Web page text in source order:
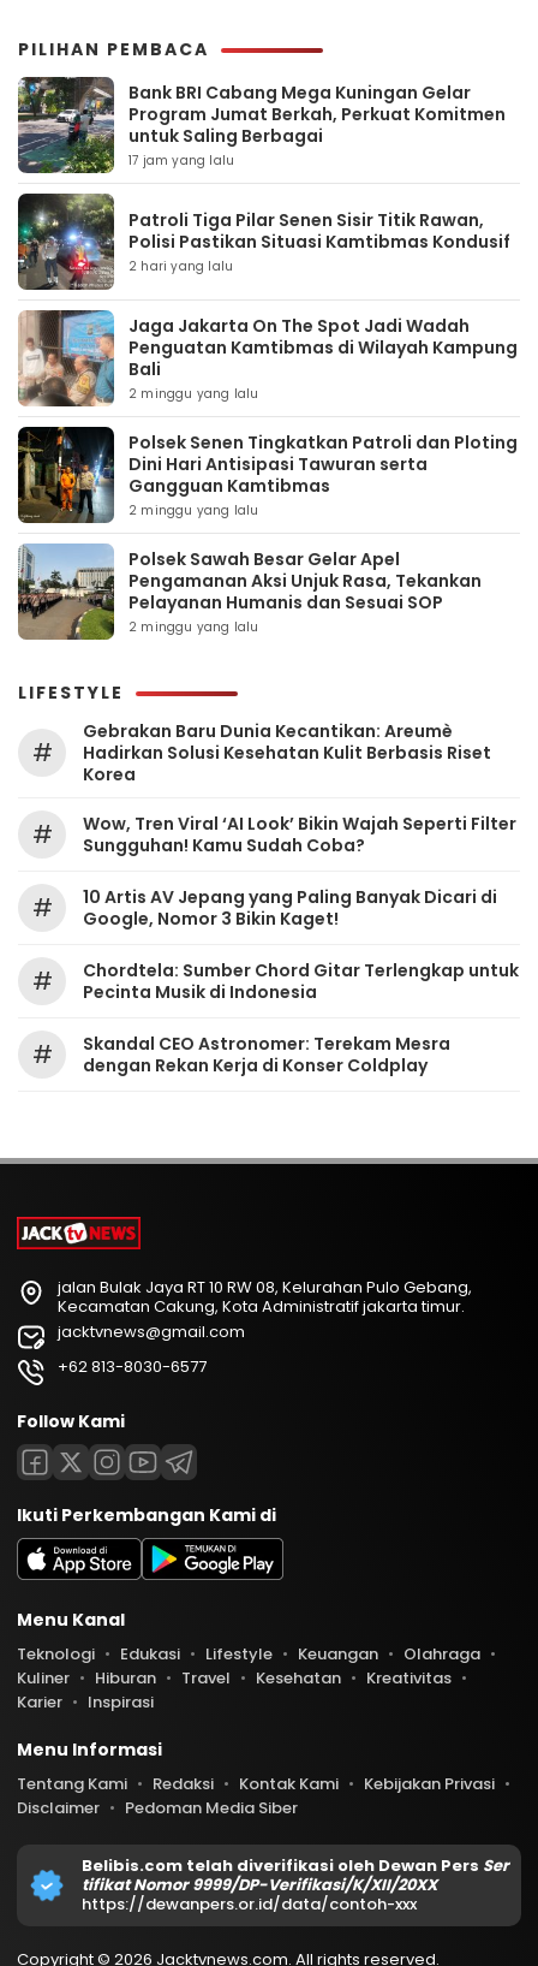
PILIHAN PEMBACA
Bank BRI Cabang Mega Kuningan Gelar
Program Jumat Berkah, Perkuat Komitmen
untuk Saling Berbagai
17 jam yang lalu
Patroli Tiga Pilar Senen Sisir Titik Rawan,
Polisi Pastikan Situasi Kamtibmas Kondusif
2 hari yang lalu
Jaga Jakarta On The Spot Jadi Wadah
Penguatan Kamtibmas di Wilayah Kampung
Bali
2 minggu yang lalu
Polsek Senen Tingkatkan Patroli dan Ploting
Dini Hari Antisipasi Tawuran serta
Gangguan Kamtibmas
2 minggu yang lalu
Polsek Sawah Besar Gelar Apel
Pengamanan Aksi Unjuk Rasa, Tekankan
Pelayanan Humanis dan Sesuai SOP
2 minggu yang lalu
LIFESTYLE
#
Gebrakan Baru Dunia Kecantikan: Areumè
Hadirkan Solusi Kesehatan Kulit Berbasis Riset
Korea
#
Wow, Tren Viral ‘AI Look’ Bikin Wajah Seperti Filter
Sungguhan! Kamu Sudah Coba?
#
10 Artis AV Jepang yang Paling Banyak Dicari di
Google, Nomor 3 Bikin Kaget!
#
Chordtela: Sumber Chord Gitar Terlengkap untuk
Pecinta Musik di Indonesia
#
Skandal CEO Astronomer: Terekam Mesra
dengan Rekan Kerja di Konser Coldplay
jalan Bulak Jaya RT 10 RW 08, Kelurahan Pulo Gebang,
Kecamatan Cakung, Kota Administratif jakarta timur.
jacktvnews@gmail.com
+62 813-8030-6577
Follow Kami
Ikuti Perkembangan Kami di
Menu Kanal
Teknologi Edukasi Lifestyle Keuangan
Olahraga
Kuliner
Hiburan Travel Kesehatan
Kreativitas
Karier
Inspirasi
Menu Informasi
Tentang Kami Redaksi Kontak Kami
Kebijakan Privasi
Disclaimer
Pedoman Media Siber
Belibis.com telah diverifikasi oleh Dewan Pers Ser
tifikat Nomor 9999/DP-Verifikasi/K/XII/20XX
https://dewanpers.or.id/data/contoh-xxx
Copyright © 2026 Jacktvnews.com. All rights reserved.